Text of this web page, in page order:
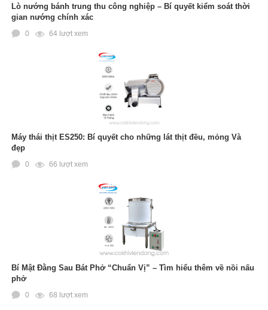
canh
Lò nướng bánh trung thu công nghiệp – Bí quyết kiểm soát thời
gian nướng chính xác
0 64 lượt xem
Máy thái thịt ES250: Bí quyết cho những lát thịt đều, mỏng Và
đẹp
0 66 lượt xem
Bí Mật Đằng Sau Bát Phở “Chuẩn Vị” – Tìm hiểu thêm về nồi nấu
phở
0 68 lượt xem